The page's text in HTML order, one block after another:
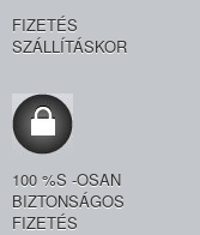
FIZETÉS
SZÁLLÍTÁSKOR
100 %S -OSAN
BIZTONSÁGOS
FIZETÉS